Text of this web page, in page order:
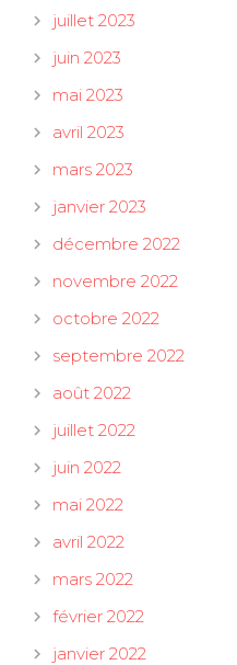
juillet 2023
juin 2023
mai 2023
avril 2023
mars 2023
janvier 2023
décembre 2022
novembre 2022
octobre 2022
septembre 2022
août 2022
juillet 2022
juin 2022
mai 2022
avril 2022
mars 2022
février 2022
janvier 2022